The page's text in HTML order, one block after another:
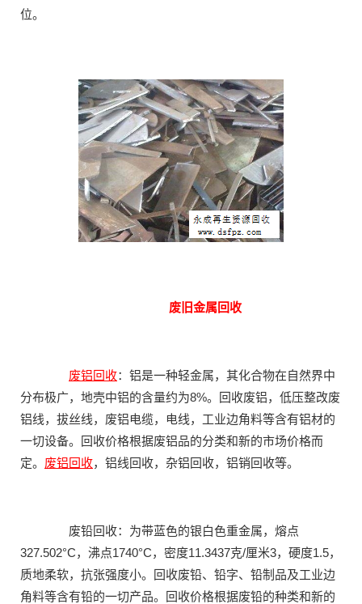
位。
废旧金属回收
废铝回收：铝是一种轻金属，其化合物在自然界中
分布极广，地壳中铝的含量约为8%。回收废铝，低压整改废
铝线，拔丝线，废铝电缆，电线，工业边角料等含有铝材的
一切设备。回收价格根据废铝品的分类和新的市场价格而
定。 废铝回收，铝线回收，杂铝回收，铝销回收等。
废铅回收：为带蓝色的银白色重金属，熔点
327.502°C，沸点1740°C，密度11.3437克/厘米3，硬度1.5，
质地柔软，抗张强度小。回收废铅、铅字、铅制品及工业边
角料等含有铅的一切产品。回收价格根据废铅的种类和新的